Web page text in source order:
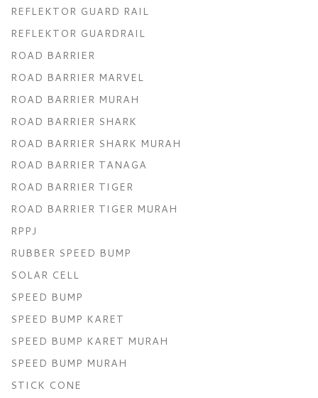
REFLEKTOR GUARD RAIL
REFLEKTOR GUARDRAIL
ROAD BARRIER
ROAD BARRIER MARVEL
ROAD BARRIER MURAH
ROAD BARRIER SHARK
ROAD BARRIER SHARK MURAH
ROAD BARRIER TANAGA
ROAD BARRIER TIGER
ROAD BARRIER TIGER MURAH
RPPJ
RUBBER SPEED BUMP
SOLAR CELL
SPEED BUMP
SPEED BUMP KARET
SPEED BUMP KARET MURAH
SPEED BUMP MURAH
STICK CONE